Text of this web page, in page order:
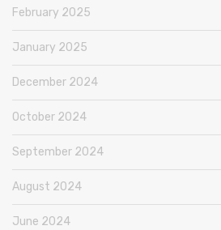
February 2025
January 2025
December 2024
October 2024
September 2024
August 2024
June 2024